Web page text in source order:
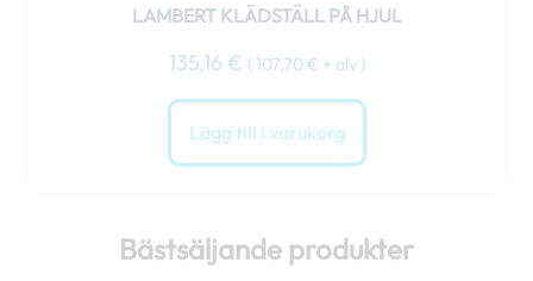
LAMBERT KLÄDSTÄLL PÅ HJUL
135,16 € (107,70 € + alv )
Lägg till i varukorg
Bästsäljande produkter